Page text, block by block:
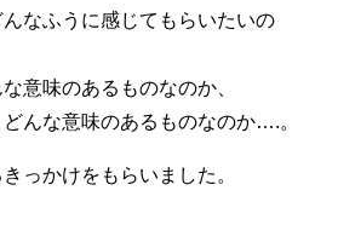
なふうに感じてもらいたいの
意味のあるものなのか、
んな意味のあるものなのか….。
っかけをもらいました。